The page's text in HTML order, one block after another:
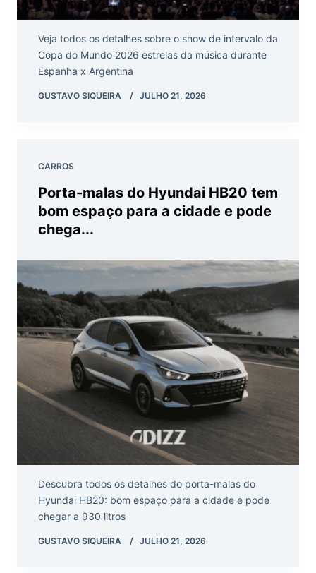
Veja todos os detalhes sobre o show de intervalo da
Copa do Mundo 2026 estrelas da música durante
Espanha x Argentina
GUSTAVO SIQUEIRA JULHO 21, 2026
CARROS
Porta-malas do Hyundai HB20 tem
bom espaço para a cidade e pode
chega...
Descubra todos os detalhes do porta-malas do
Hyundai HB20: bom espaço para a cidade e pode
chegar a 930 litros
GUSTAVO SIQUEIRA JULHO 21, 2026